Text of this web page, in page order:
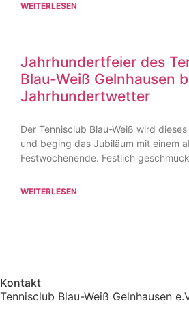
WEITERLESEN
Jahrhundertfeier des
Blau-Weiß Gelnhausen
Jahrhundertwetter
Der Tennisclub Blau-Weiß wird
und beging das Jubiläum mit einem
Festwochenende. Festlich
WEITERLESEN
Kontakt
Tennisclub Blau-Weiß Gelnhausen